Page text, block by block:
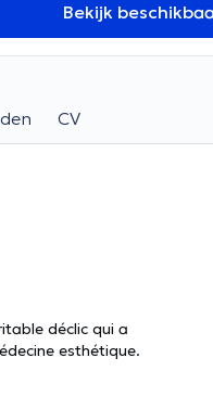
Bekijk
CV
déclic qui a
esthétique.